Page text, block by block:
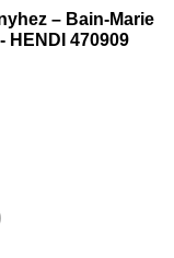
– Bain-Marie
HENDI 470909